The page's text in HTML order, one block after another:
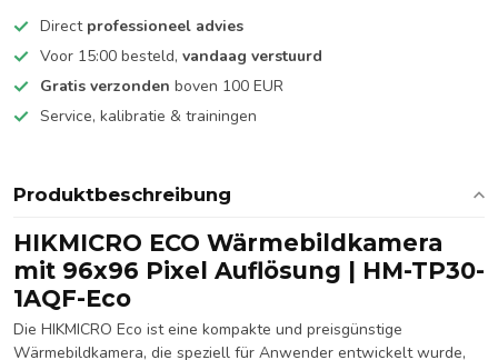
Direct professioneel advies
Voor 15:00 besteld, vandaag verstuurd
Gratis verzonden boven 100 EUR
Service, kalibratie & trainingen
Produktbeschreibung
HIKMICRO ECO Wärmebildkamera
mit 96x96 Pixel Auflösung | HM-TP30-
1AQF-Eco
Die HIKMICRO Eco ist eine kompakte und preisgünstige
Wärmebildkamera, die speziell für Anwender entwickelt wurde,